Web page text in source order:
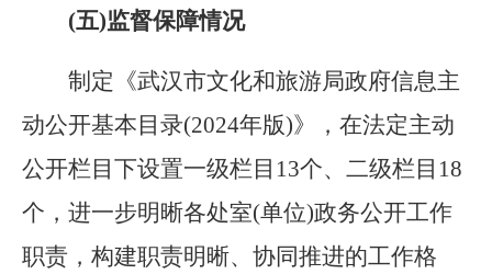
(五)监督保障情况
制定《武汉市文化和旅游局政府信息主
动公开基本目录(2024年版)》，在法定主动
公开栏目下设置一级栏目13个、二级栏目18
个，进一步明晰各处室(单位)政务公开工作
职责，构建职责明晰、协同推进的工作格